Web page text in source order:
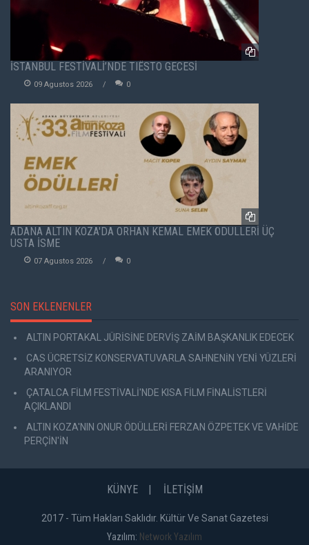
İSTANBUL FESTİVALİ’NDE TIËSTO GECESİ
09 Agustos 2026 0
ADANA ALTIN KOZA'DA ORHAN KEMAL EMEK ÖDÜLLERİ ÜÇ
USTA İSME
07 Agustos 2026 0
SON EKLENENLER
ALTIN PORTAKAL JÜRİSİNE DERVİŞ ZAİM BAŞKANLIK EDECEK
CAS ÜCRETSİZ KONSERVATUVARLA SAHNENİN YENİ YÜZLERİ
ARANIYOR
ÇATALCA FİLM FESTİVALİ'NDE KISA FİLM FİNALİSTLERİ
AÇIKLANDI
ALTIN KOZA'NIN ONUR ÖDÜLLERİ FERZAN ÖZPETEK VE VAHİDE
PERÇİN'İN
KÜNYE İLETİŞİM
2017 - Tüm Hakları Saklıdır. Kültür Ve Sanat Gazetesi
Yazılım: Network Yazılım